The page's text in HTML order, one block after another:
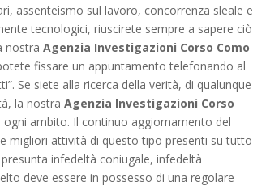
assenteismo sul lavoro, concorrenza sleale e
tecnologici, riuscirete sempre a sapere ciò
nostraAgenzia Investigazioni Corso Como
fissare un appuntamento telefonando al
Se siete alla ricerca della verità, di qualunque
la nostraAgenzia Investigazioni Corso
ambito. Il continuo aggiornamento del
migliori attività di questo tipo presenti su tutto
infedeltà coniugale, infedeltà
deve essere in possesso di una regolare